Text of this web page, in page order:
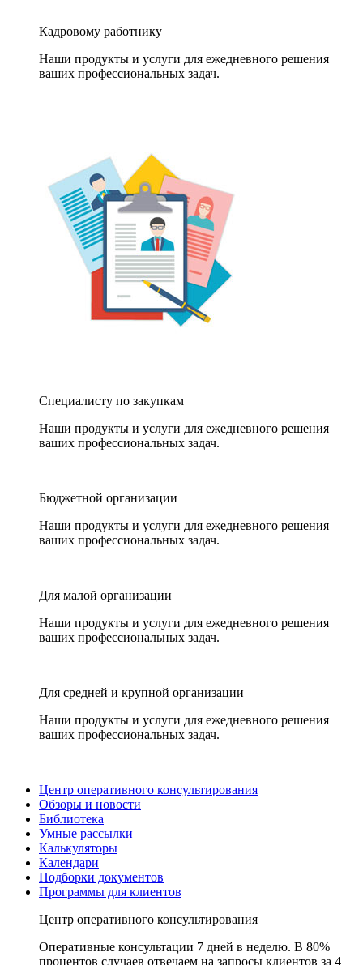
Кадровому работнику
Наши продукты и услуги для ежедневного решения
ваших профессиональных задач.
Специалисту по закупкам
Наши продукты и услуги для ежедневного решения
ваших профессиональных задач.
Бюджетной организации
Наши продукты и услуги для ежедневного решения
ваших профессиональных задач.
Для малой организации
Наши продукты и услуги для ежедневного решения
ваших профессиональных задач.
Для средней и крупной организации
Наши продукты и услуги для ежедневного решения
ваших профессиональных задач.
Центр оперативного консультирования
Обзоры и новости
Библиотека
Умные рассылки
Калькуляторы
Календари
Подборки документов
Программы для клиентов
Центр оперативного консультирования
Оперативные консультации 7 дней в неделю. В 80%
процентов случаев отвечаем на запросы клиентов за 4